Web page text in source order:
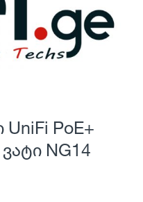
UniFi PoE+
NG14